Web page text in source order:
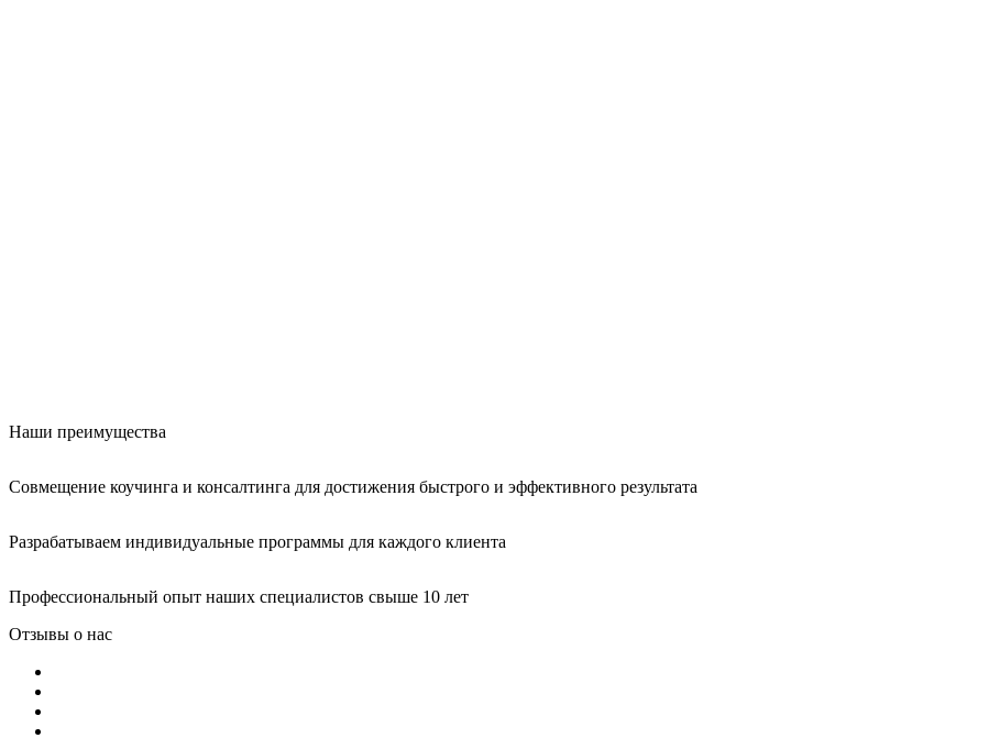
Наши преимущества
Совмещение коучинга и консалтинга для достижения быстрого и эффективного результата
Разрабатываем индивидуальные программы для каждого клиента
Профессиональный опыт наших специалистов свыше 10 лет
Отзывы о нас